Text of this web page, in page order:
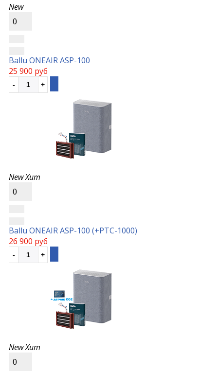
New
0
Ballu ONEAIR ASP-100
25 900 руб
NewХит
0
Ballu ONEAIR ASP-100 (+РТС-1000)
26 900 руб
NewХит
0